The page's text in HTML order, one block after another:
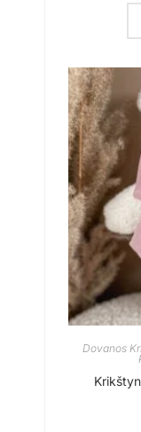
Dovanos